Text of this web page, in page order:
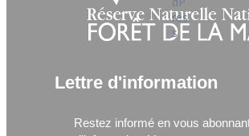
Lettre d'information
Restez informé en vous